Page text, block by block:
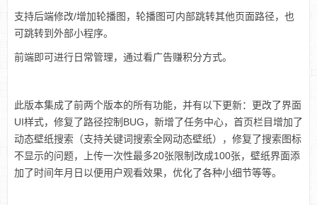
支持后端修改/增加轮播图，轮播图可内部跳转其他页面路径，也
可跳转到外部小程序。
前端即可进行日常管理，通过看广告赚积分方式。
此版本集成了前两个版本的所有功能，并有以下更新：更改了界面
UI样式，修复了路径控制BUG，新增了任务中心，首页栏目增加了
动态壁纸搜索（支持关键词搜索全网动态壁纸），修复了搜索图标
不显示的问题，上传一次性最多20张限制改成100张，壁纸界面添
加了时间年月日以便用户观看效果，优化了各种小细节等等。